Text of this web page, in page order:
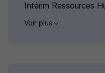
Intérim Ressources
Voir plus